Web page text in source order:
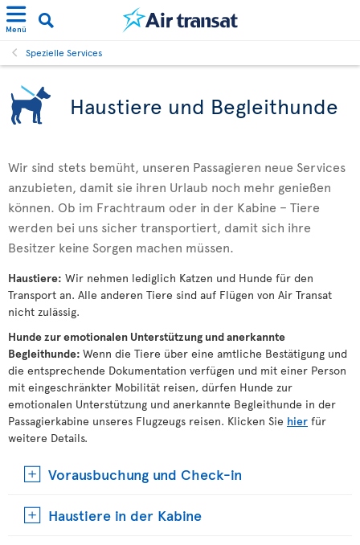
Menü
Spezielle Services
Haustiere und Begleithunde
Wir sind stets bemüht, unseren Passagieren neue Services
anzubieten, damit sie ihren Urlaub noch mehr genießen
können. Ob im Frachtraum oder in der Kabine – Tiere
werden bei uns sicher transportiert, damit sich ihre
Besitzer keine Sorgen machen müssen.
Haustiere: Wir nehmen lediglich Katzen und Hunde für den
Transport an. Alle anderen Tiere sind auf Flügen von Air Transat
nicht zulässig.
Hunde zur emotionalen Unterstützung und anerkannte
Begleithunde: Wenn die Tiere über eine amtliche Bestätigung und
die entsprechende Dokumentation verfügen und mit einer Person
mit eingeschränkter Mobilität reisen, dürfen Hunde zur
emotionalen Unterstützung und anerkannte Begleithunde in der
Passagierkabine unseres Flugzeugs reisen. Klicken Sie hier für
weitere Details.
Vorausbuchung und Check-in
Haustiere in der Kabine